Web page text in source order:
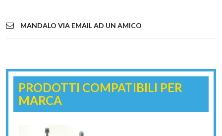
MANDALO VIA EMAIL AD UN AMICO
PRODOTTI COMPATIBILI PER
MARCA